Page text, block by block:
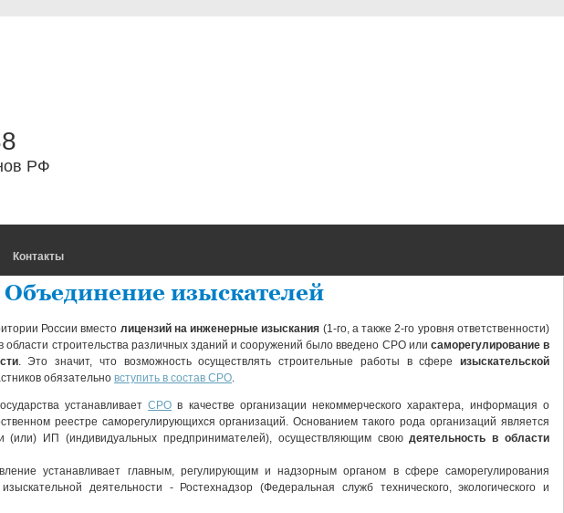
РФ
Контакты
изыскателей
России вместо лицензий на инженерные изыскания (1-го, а также 2-го уровня ответственности)
области строительства различных зданий и сооружений было введено СРО или саморегулирование в
. Это значит, что возможность осуществлять строительные работы в сфереизыскательской
обязательновступить в состав СРО.
устанавливаетСРО в качестве организации некоммерческого характера, информация о
реестре саморегулирующихся организаций. Основанием такого рода организаций является
(или) ИП (индивидуальных предпринимателей), осуществляющим своюдеятельность в области
устанавливает главным, регулирующим и надзорным органом в сфере саморегулирования
деятельности - Ростехнадзор (Федеральная служб технического, экологического и